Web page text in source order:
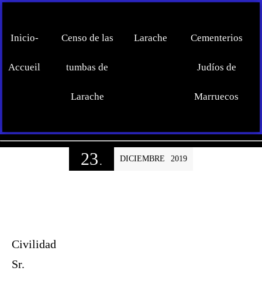
Inicio-
Accueil
Censo de las
tumbas de
Larache
Larache Cementerios
Judíos de
Marruecos
23. DICIEMBRE 2019
Civilidad
Sr.